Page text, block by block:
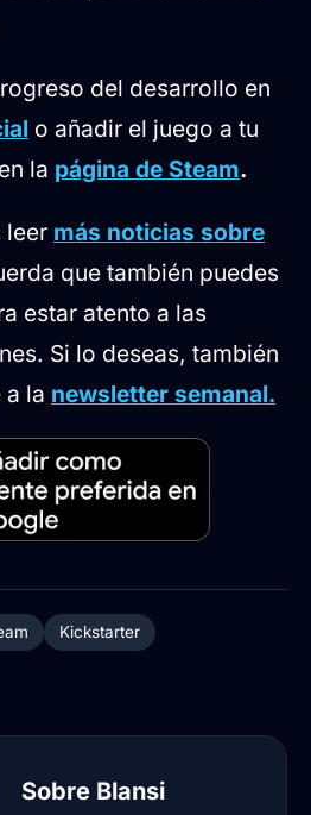
del desarrollo en
o añadir el juego a tu
la página de Steam.
leer más noticias sobre
que también puedes
estar atento a las
Si lo deseas, también
la newsletter semanal.
Kickstarter
Sobre Blansi